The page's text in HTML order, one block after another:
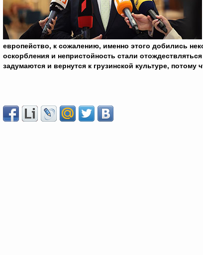
европейство, к сожалению, именно этого добились
оскорбления и непристойность стали
задумаются и вернутся к грузинской культуре,